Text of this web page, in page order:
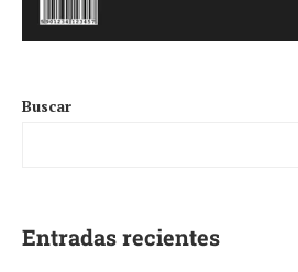
Buscar
Entradas recientes